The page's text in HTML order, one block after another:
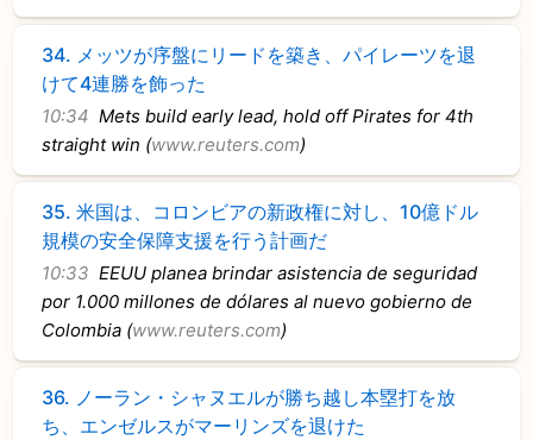
34. メッツが序盤にリードを築き、パイレーツを退
けて4連勝を飾った
10:34 Mets build early lead, hold off Pirates for 4th
straight win (www.reuters.com)
35.米国は、コロンビアの新政権に対し、10億ドル
規模の安全保障支援を行う計画だ
10:33 EEUU planea brindar asistencia de seguridad
por 1.000 millones de dólares al nuevo gobierno de
Colombia (www.reuters.com)
36. ノーラン・シャヌエルが勝ち越し本塁打を放
ち、エンゼルスがマーリンズを退けた